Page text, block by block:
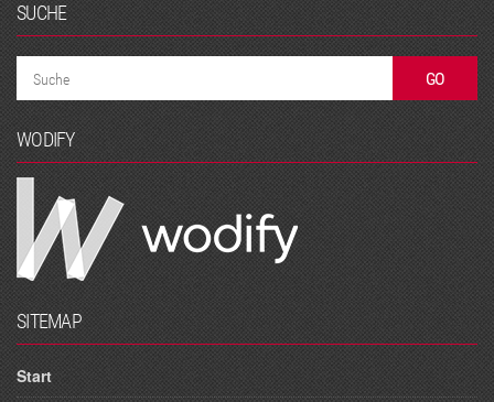
SUCHE
WODIFY
SITEMAP
Start